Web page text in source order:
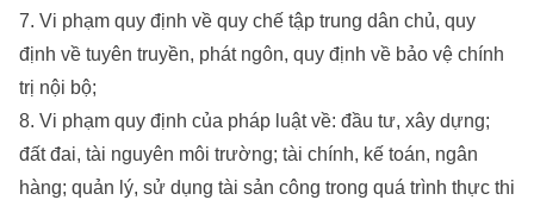
7. Vi phạm quy định về quy chế tập trung dân chủ, quy
định về tuyên truyền, phát ngôn, quy định về bảo vệ chính
trị nội bộ;
8. Vi phạm quy định của pháp luật về: đầu tư, xây dựng;
đất đai, tài nguyên môi trường; tài chính, kế toán, ngân
hàng; quản lý, sử dụng tài sản công trong quá trình thực thi